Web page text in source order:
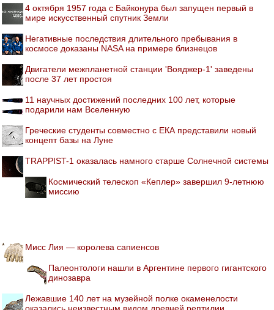
4 октября 1957 года с Байконура был запущен первый в
мире искусственный спутник Земли
Негативные последствия длительного пребывания в
космосе доказаны NASA на примере близнецов
Двигатели межпланетной станции 'Вояджер-1' заведены
после 37 лет простоя
11 научных достижений последних 100 лет, которые
подарили нам Вселенную
Греческие студенты совместно с ЕКА представили новый
концепт базы на Луне
TRAPPIST-1 оказалась намного старше Солнечной системы
Космический телескоп «Кеплер» завершил 9-летнюю
миссию
Мисс Лия — королева сапиенсов
Палеонтологи нашли в Аргентине первого гигантского
динозавра
Лежавшие 140 лет на музейной полке окаменелости